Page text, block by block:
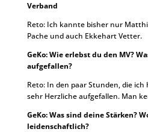
Verband
Reto: Ich kannte bisher nur
Pache und auch Ekkehart Vetter.
GeKo: Wie erlebst du den MV?
aufgefallen?
Reto: In den paar Stunden, die ich
sehr Herzliche aufgefallen. Man
GeKo: Was sind deine Stärken?
leidenschaftlich?